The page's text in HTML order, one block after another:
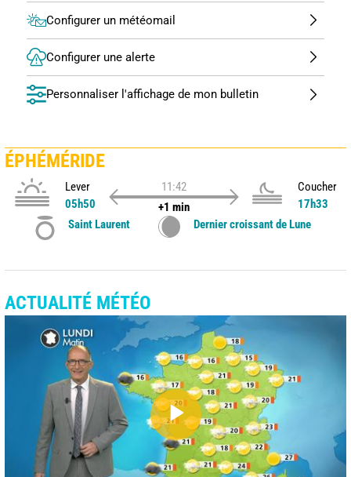
Configurer un météomail
Configurer une alerte
Personnaliser l'affichage de mon bulletin
ÉPHÉMÉRIDE
Lever
05h50
11:42
+1 min
Coucher
17h33
Saint Laurent
Dernier croissant de Lune
ACTUALITÉ MÉTÉO